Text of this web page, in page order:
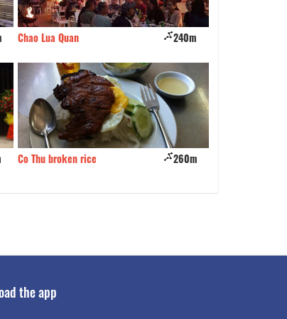
Chao Lua Quan 240m
Co Thu broken rice 260m
the app